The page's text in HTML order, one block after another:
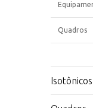
Quadros
Isotônicos